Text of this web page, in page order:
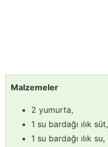
Malzemeler
2 yumurta,
1 su bardağı ılık süt,
1 su bardağı ılık su,